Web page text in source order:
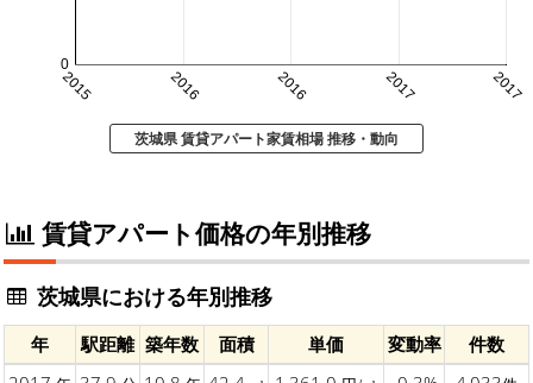
2015 2016 2016 2017 2017
0
茨城県 賃貸アパート家賃相場 推移・動向
賃貸アパート価格の年別推移
茨城県における年別推移
年 駅距離 築年数 面積 単価 変動率
件数